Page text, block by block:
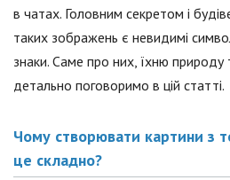
в чатах. Головним секретом і
таких зображень є невидимі
знаки. Саме про них, їхню
детально поговоримо в цій статті.
Чому створювати картини з
це складно?